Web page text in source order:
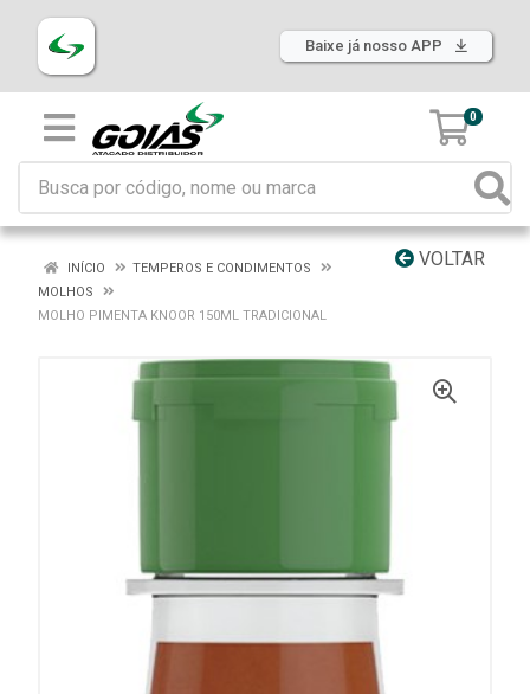
Baixe já nosso APP
0
VOLTAR
INÍCIO
TEMPEROS E CONDIMENTOS
MOLHOS
MOLHO PIMENTA KNOOR 150ML TRADICIONAL